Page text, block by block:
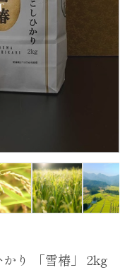
かり 「雪椿」 2kg